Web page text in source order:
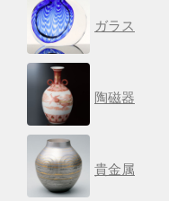
ガラス
陶磁器
貴金属